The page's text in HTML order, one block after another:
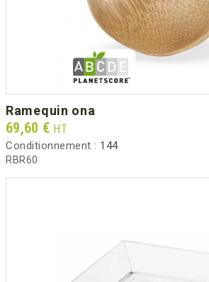
ramequin ona
Prix
69,60 € HT
Conditionnement : 144
RBR60